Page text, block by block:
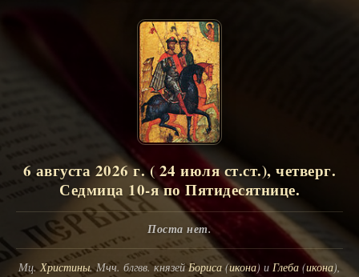
6 августа 2026 г. ( 24 июля ст.ст.), четверг.
Седмица 10-я по Пятидесятнице.
Поста нет.
Мц. Христины. Мчч. блгвв. князейБориса(икона) и Глеба (икона),